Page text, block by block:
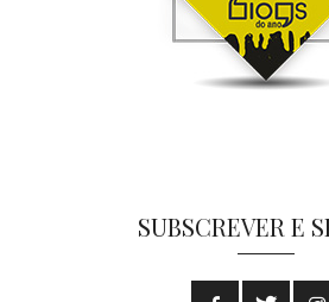
SUBSCREVER E